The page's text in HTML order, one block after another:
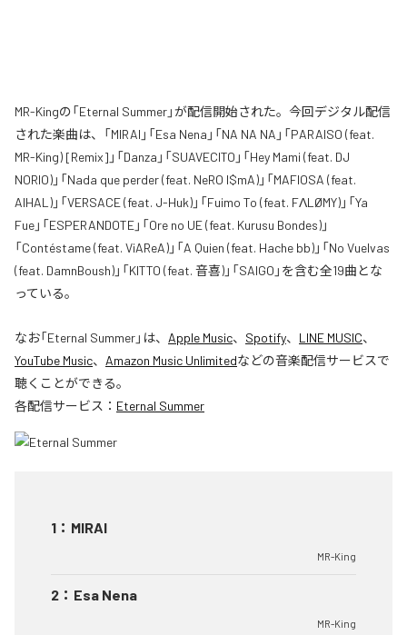
MR-Kingの「Eternal Summer」が配信開始された。今回デジタル配信
された楽曲は、「MIRAI」「Esa Nena」「NA NA NA」「PARAISO (feat.
MR-King) [Remix]」「Danza」「SUAVECITO」「Hey Mami (feat. DJ
NORIO)」「Nada que perder (feat. NeRO I$mA)」「MAFIOSA (feat.
AIHAL)」「VERSACE (feat. J-Huk)」「Fuimo To (feat. FΛLØMY)」「Ya
Fue」「ESPERANDOTE」「Ore no UE (feat. Kurusu Bondes)」
「Contéstame (feat. ViAReA)」「A Quien (feat. Hache bb)」「No Vuelvas
(feat. DamnBoush)」「KITTO (feat. 音喜)」「SAIGO」を含む全19曲とな
っている。
なお「Eternal Summer」は、 Apple Music、 Spotify、 LINE MUSIC、
YouTube Music、 Amazon Music Unlimitedなどの音楽配信サービスで
聴くことができる。
各配信サービス： Eternal Summer
1 ： MIRAI
MR-King
2 ： Esa Nena
MR-King